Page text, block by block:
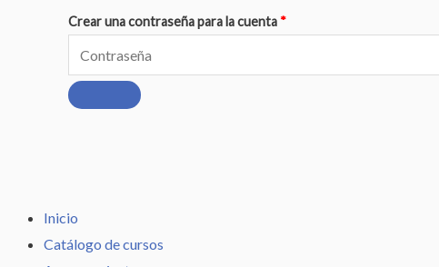
Crear una contraseña para la cuenta *
Inicio
Catálogo de cursos